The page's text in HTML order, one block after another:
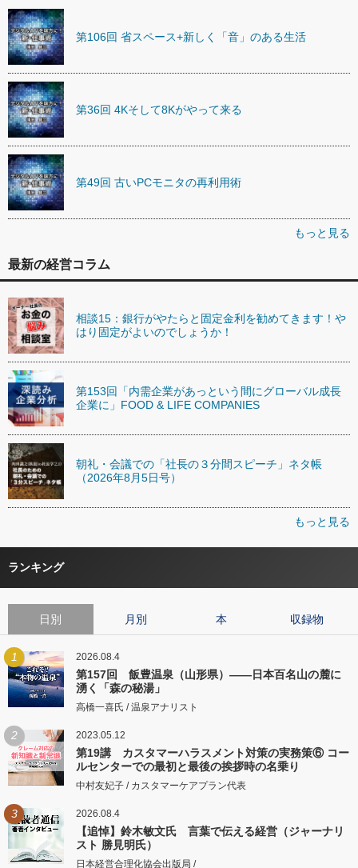
第106回 省スペース+新しく「音」のある生活
第36回 4Kそして8Kがやって来る
第49回 古いPCモニタの再利用術
もっと見る
最新の経営コラム
相談15：銀行がやたらと固定金利を勧めてきます！や
はり固定がよいのでしょうか！
第153回「内需企業があっという間にグローバル成長
企業に」FOOD & LIFE COMPANIES
朝礼・会議での「社長の３分間スピーチ」ネタ帳
（2026年8月5日号）
もっと見る
ランキング
日別 月別 本 収録物
1 2026.08.4
第157回 飯豊温泉（山形県）――日本百名山の麓に
湧く「森の秘湯」
高橋一喜氏 / 温泉アナリスト
2 2023.05.12
第19講 カスタマーハラスメント対策の実務策⑥ コー
ルセンターでの最初と最後の挨拶時の名乗り
中村友妃子 / カスタマーケアプラン代表
3 2026.08.4
【追悼】鈴木敏文氏 言葉で伝える経営（ジャーナリ
スト 勝見明氏）
日本経営合理化協会出版局 /